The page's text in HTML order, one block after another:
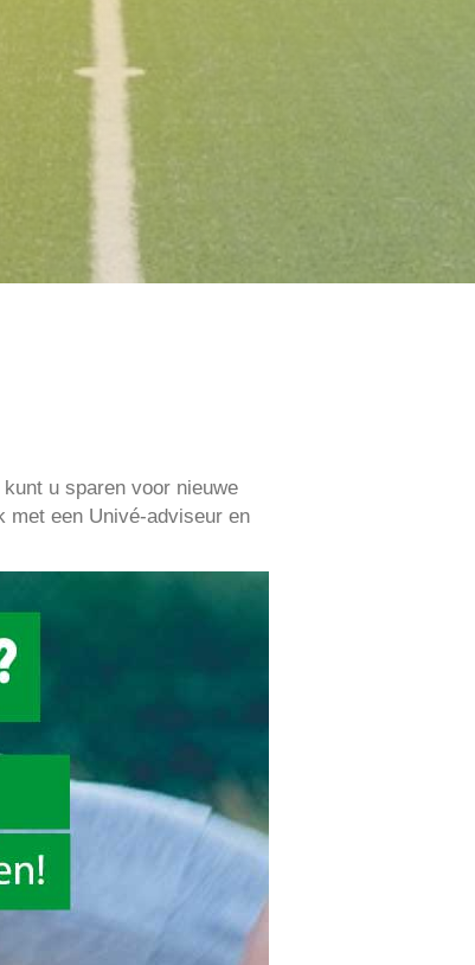
u sparen voor nieuwe
met een Univé-adviseur en